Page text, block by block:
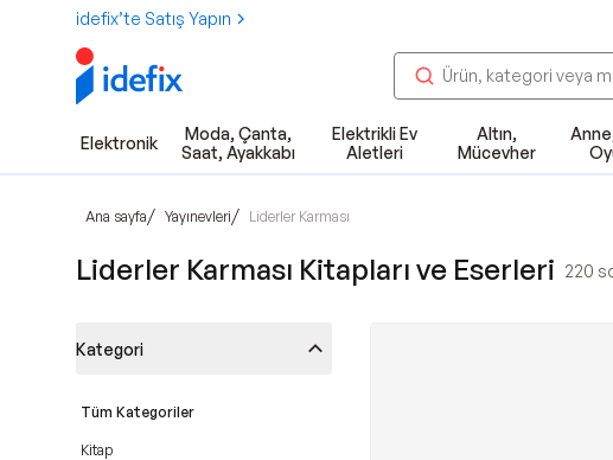
idefix’te Satış Yapın
Elektronik
Moda, Çanta,
Saat, Ayakkabı
Elektrikli Ev
Aletleri
Altın,
Mücevher
Ana sayfa/ Yayınevleri/ Liderler Karması
Liderler Karması Kitapları ve Eserleri 220
Kategori
Tüm Kategoriler
Kitap